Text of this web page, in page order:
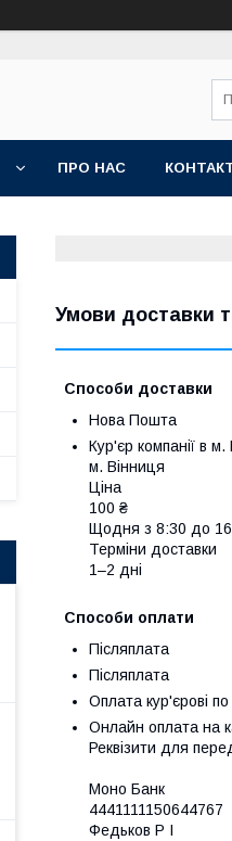
ПРО НАС
Умови доставки
Способи доставки
Нова Пошта
Кур'єр компанії в
м. Вінниця
Ціна
100 ₴
Щодня з 8:30 до
Терміни доставки
1–2 дні
Способи оплати
Післяплата
Післяплата
Оплата кур'єрові
Онлайн оплата на
Реквізити для
Моно Банк
4441111150644767
Федьков Р І